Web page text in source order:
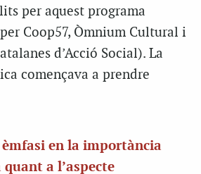
per aquest programa
Coop57, Òmnium Cultural i
d’Acció Social). La
començava a prendre
en la importància
a l’aspecte